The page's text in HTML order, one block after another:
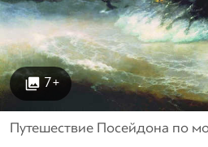
7+
Путешествие Посейдона по